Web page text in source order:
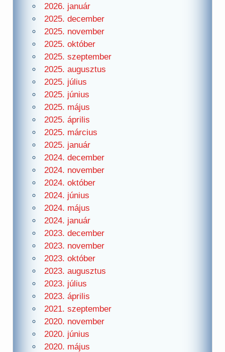
2026. január
2025. december
2025. november
2025. október
2025. szeptember
2025. augusztus
2025. július
2025. június
2025. május
2025. április
2025. március
2025. január
2024. december
2024. november
2024. október
2024. június
2024. május
2024. január
2023. december
2023. november
2023. október
2023. augusztus
2023. július
2023. április
2021. szeptember
2020. november
2020. június
2020. május